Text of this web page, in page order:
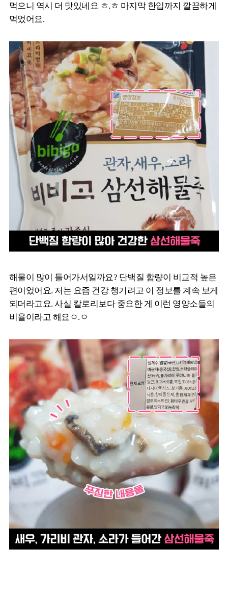
먹으니 역시 더 맛있네요 ㅎ.ㅎ 마지막 한입까지 깔끔하게
먹었어요.
해물이 많이 들어가서일까요? 단백질 함량이 비교적 높은
편이었어요. 저는 요즘 건강 챙기려고 이 정보를 계속 보게
되더라고요. 사실 칼로리보다 중요한 게 이런 영양소들의
비율이라고 해요ㅇ.ㅇ